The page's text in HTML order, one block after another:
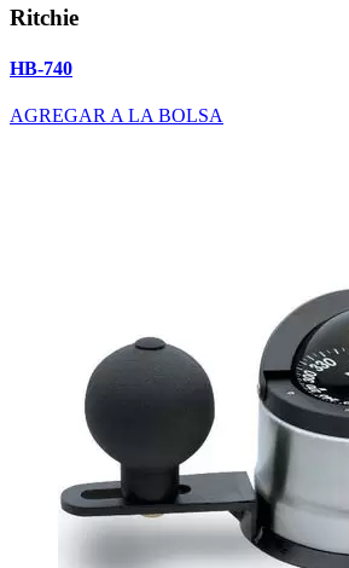
Ritchie
HB-740
AGREGAR A LA BOLSA